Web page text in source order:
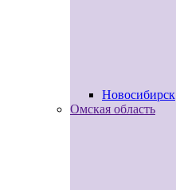
Новосибирск
Омская область